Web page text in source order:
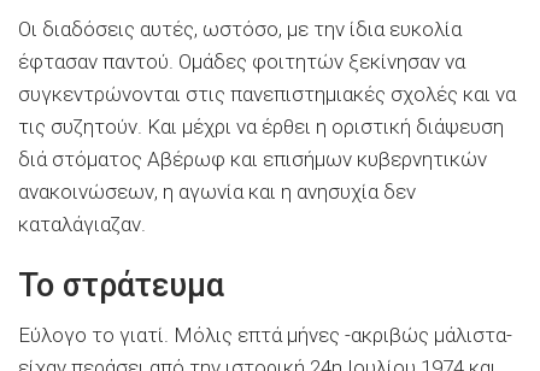
Οι διαδόσεις αυτές, ωστόσο, με την ίδια ευκολία
έφτασαν παντού. Ομάδες φοιτητών ξεκίνησαν να
συγκεντρώνονται στις πανεπιστημιακές σχολές και να
τις συζητούν. Και μέχρι να έρθει η οριστική διάψευση
διά στόματος Αβέρωφ και επισήμων κυβερνητικών
ανακοινώσεων, η αγωνία και η ανησυχία δεν
καταλάγιαζαν.
Το στράτευμα
Εύλογο το γιατί. Μόλις επτά μήνες -ακριβώς μάλιστα-